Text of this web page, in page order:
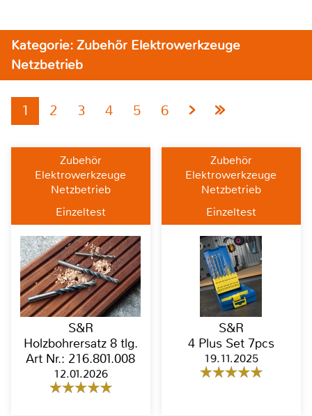
Kategorie: Zubehör Elektrowerkzeuge
Netzbetrieb
1 2 3 4 5 6
Zubehör
Elektrowerkzeuge
Netzbetrieb
Einzeltest
S&R
Holzbohrersatz 8 tlg.
Art Nr.: 216.801.008
12.01.2026
Zubehör
Elektrowerkzeuge
Netzbetrieb
Einzeltest
S&R
4 Plus Set 7pcs
19.11.2025